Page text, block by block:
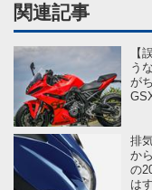
関連記事
【
う
が
排
か
の
は